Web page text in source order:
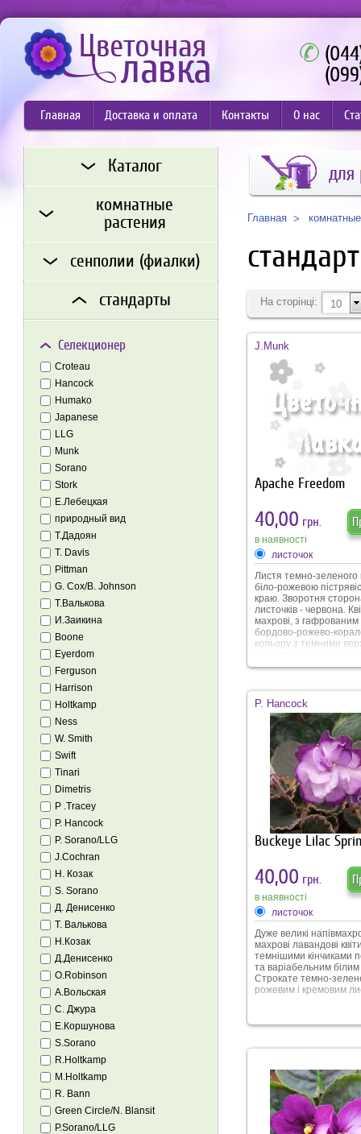
Главная Доставка и оплата Контакты О нас
Каталог
комнатные
растения
сенполии (фиалки)
стандарты
Селекционер
Croteau
Hancock
Humako
Japanese
LLG
Munk
Sorano
Stork
Е.Лебецкая
природный вид
Т.Дадоян
T. Davis
Pittman
G. Cox/B. Johnson
Т.Валькова
И.Заикина
Boone
Eyerdom
Ferguson
Harrison
Holtkamp
Ness
W. Smith
Swift
Tinari
Dimetris
P .Tracey
P. Hancock
P. Sorano/LLG
J.Cochran
Н. Козак
S. Sorano
Д. Денисенко
Т. Валькова
Н.Козак
Д.Денисенко
O.Robinson
А.Вольская
С. Джура
Е.Коршунова
S.Sorano
R.Holtkamp
M.Holtkamp
R. Bann
Green Circle/N. Blansit
P.Sorano/LLG
для
Главная
На сторінці: 10
J.Munk
Apache Freedom
40,00 грн.
в наявності
листочок
Листя темно-зеленого
біло-рожевою
краю. Зворотня
листочків - червона.
махрові, з гафрованим
бордово-рожево-
кольору з темними
умовах вирощування
зелена кайма.
P. Hancock
Buckeye Lilac
40,00 грн.
в наявності
листочок
Дуже великі
махрові лавандові
темнішими кінчиками
та варіабельним
Строкате темно-
рожевим і кремовим